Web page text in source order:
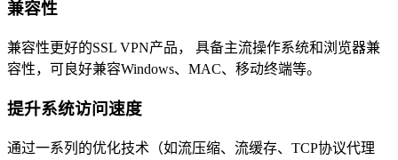
兼容性
兼容性更好的SSL VPN产品， 具备主流操作系统和浏览器兼
容性，可良好兼容Windows、MAC、移动终端等。
提升系统访问速度
通过一系列的优化技术（如流压缩、流缓存、TCP协议代理